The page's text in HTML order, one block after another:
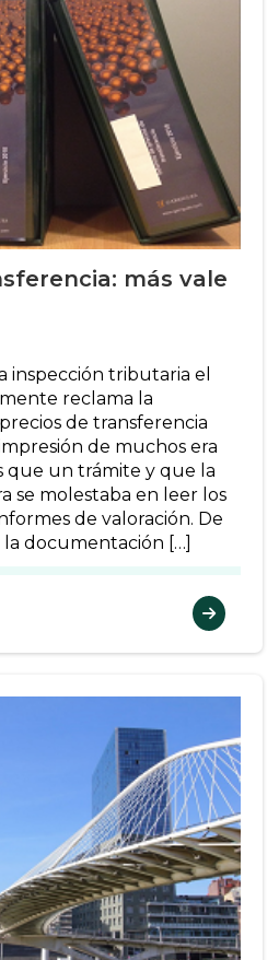
más vale
inspección tributaria el
reclama la
de transferencia
de muchos era
que un trámite y que la
se molestaba en leer los
de valoración. De
documentación […]